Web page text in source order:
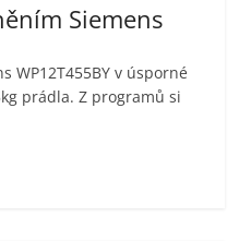
Siemens
WP12T455BY v úsporné
prádla. Z programů si